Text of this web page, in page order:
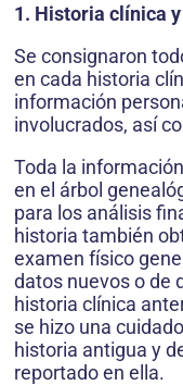
1. Historia clínica
Se consignaron
en cada historia
información
involucrados, así
Toda la
en el árbol
para los análisis
historia también
examen físico
datos nuevos o de
historia clínica
se hizo una
historia antigua y
reportado en ella.